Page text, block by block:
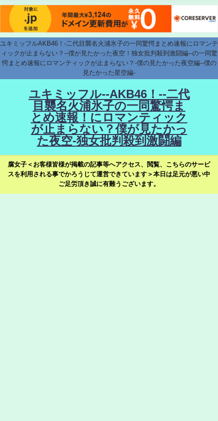
ユキミッフルAKB46！-二代目襲名火浦氷子の一同驚愕まとめ速報にロマンテ
ィックが止まらない？--僕が見たかった夜空！独女批判殺到激闘編--の一同驚
愕まとめ速報にロマンティックが止まらない？-僕の見たかった夜空編--僕の
見たかった星空編-
ユキミッフル--AKB46！--二代
目襲名火浦氷子の一同驚愕ま
とめ速報！にロマンティック
が止まらない？僕が見たかっ
た夜空-独女批判殺到激闘編
腐女子＜お客様皆様が掲載の記事等へアクセス、閲覧、こちらのサービ
スを利用される事でかろうじて運営できています＞本日は足元が悪い中
ご足労頂き誠に有難うございます。